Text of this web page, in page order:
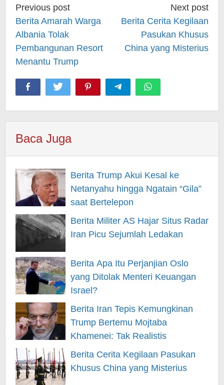
Post
navigation
Previous post
Berita Amarah Warga
Albania Tolak
Pembangunan Resort
Menantu Trump
Next post
Berita Cerita Kegilaan
Pasukan Khusus
China yang Misterius
Baca Juga
Berita Trump Akui Kesal ke
Netanyahu hingga Ngatain “Gila”
saat Bertelepon
Berita Militer AS Hajar Situs Radar
Iran Picu Sejumlah Ledakan
Berita Apa Itu Perjanjian Oslo
yang Ditolak Menteri Keuangan
Israel?
Berita Iran Tepis Kemungkinan
Trump Bertemu Mojtaba
Khamenei: Tak Realistis
Berita Cerita Kegilaan Pasukan
Khusus China yang Misterius